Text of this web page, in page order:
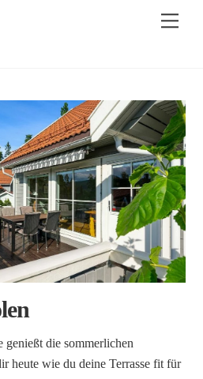
die sommerlichen
heute wie du deine Terrasse fit für